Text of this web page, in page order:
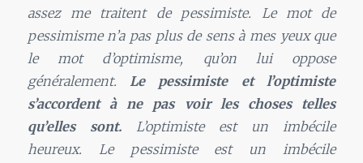
assez me traitent de pessimiste. Le mot de
pessimisme n’a pas plus de sens à mes yeux que
le mot d’optimisme, qu’on lui oppose
généralement.Le pessimiste et l’optimiste
s’accordent à ne pas voir les choses telles
qu’elles sont.L’optimiste est un imbécile
heureux. Le pessimiste est un imbécile